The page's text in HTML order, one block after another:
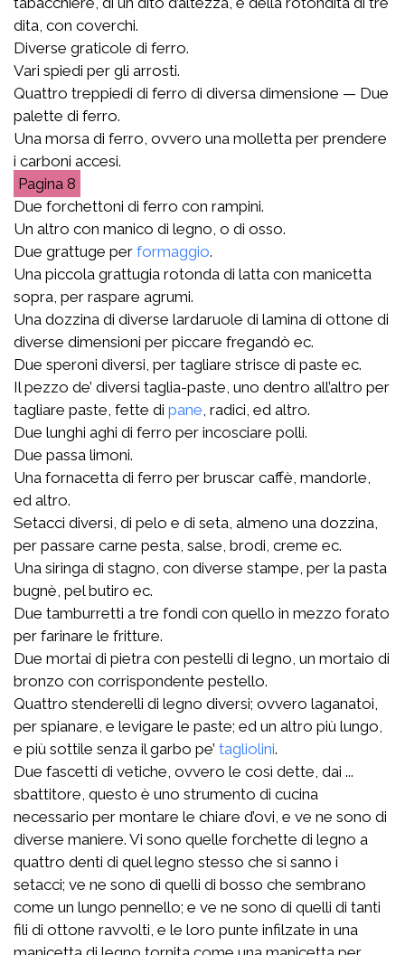
dita, con coverchi.
Diverse graticole di ferro.
Vari spiedi per gli arrosti.
Quattro treppiedi di ferro di diversa dimensione — Due
palette di ferro.
Una morsa di ferro, ovvero una molletta per prendere
i carboni accesi.
8
Due forchettoni di ferro con rampini.
Un altro con manico di legno, o di osso.
Due grattuge per formaggio.
Una piccola grattugia rotonda di latta con manicetta
sopra, per raspare agrumi.
Una dozzina di diverse lardaruole di lamina di ottone di
diverse dimensioni per piccare fregandò ec.
Due speroni diversi, per tagliare strisce di paste ec.
Il pezzo de’ diversi taglia-paste, uno dentro all’altro per
tagliare paste, fette di pane , radici, ed altro.
Due lunghi aghi di ferro per incosciare polli.
Due passa limoni.
Una fornacetta di ferro per bruscar caffè, mandorle,
ed altro.
Setacci diversi, di pelo e di seta, almeno una dozzina,
per passare carne pesta, salse, brodi, creme ec.
Una siringa di stagno, con diverse stampe, per la pasta
bugnè, pel butiro ec.
Due tamburretti a tre fondi con quello in mezzo forato
per farinare le fritture.
Due mortai di pietra con pestelli di legno, un mortaio di
bronzo con corrispondente pestello.
Quattro stenderelli di legno diversi; ovvero laganatoi,
per spianare, e levigare le paste; ed un altro più lungo,
e più sottile senza il garbo pe’ tagliolini.
Due fascetti di vetiche, ovvero le così dette, dai ...
sbattitore, questo è uno strumento di cucina
necessario per montare le chiare d’ovi, e ve ne sono di
diverse maniere. Vi sono quelle forchette di legno a
quattro denti di quel legno stesso che si sanno i
setacci; ve ne sono di quelli di bosso che sembrano
come un lungo pennello; e ve ne sono di quelli di tanti
fili di ottone ravvolti, e le loro punte infilzate in una